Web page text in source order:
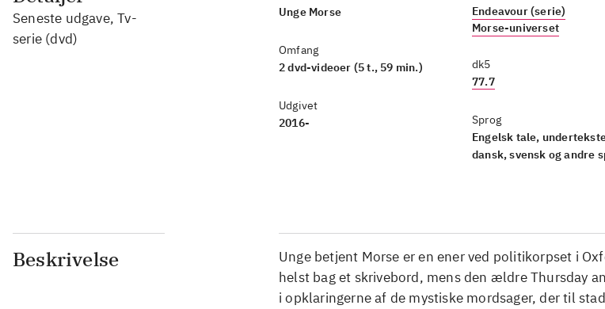
Seneste udgave, Tv-
serie (dvd)
Unge Morse
Omfang
2 dvd-videoer (5 t., 59 min.)
Udgivet
2016-
Endeavour (serie)
Morse-universet
dk5
77.7
Sprog
Engelsk tale, undertekster på
dansk, svensk og andre
Beskrivelse
Unge betjent Morse er en ener ved politikorpset i
helst bag et skrivebord, mens den ældre Thursday
i opklaringerne af de mystiske mordsager, der til